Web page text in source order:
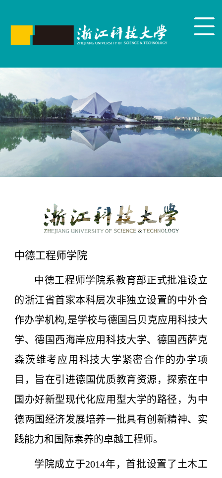
中德工程师学院
中德工程师学院系教育部正式批准设立
的浙江省首家本科层次非独立设置的中外合
作办学机构,是学校与德国吕贝克应用科技大
学、德国西海岸应用科技大学、德国西萨克
森茨维考应用科技大学紧密合作的办学项
目，旨在引进德国优质教育资源，探索在中
国办好新型现代化应用型大学的路径，为中
德两国经济发展培养一批具有创新精神、实
践能力和国际素养的卓越工程师。
学院成立于2014年，首批设置了土木工